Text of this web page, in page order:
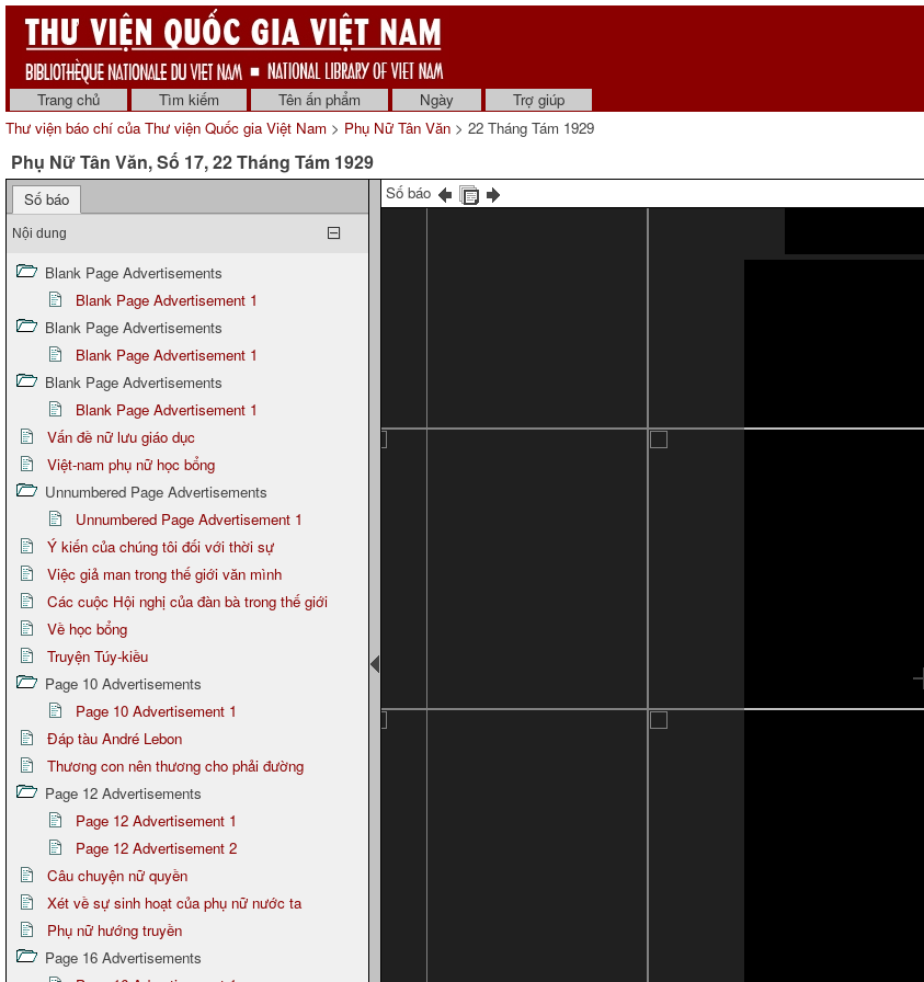
Trang chủ Tìm kiếm Tên ấn phẩm Ngày
Trợ giúp
Thư viện báo chí của Thư viện Quốc gia Việt Nam > Phụ Nữ Tân Văn > 22 Tháng Tám 1929
Phụ Nữ Tân Văn, Số 17, 22 Tháng Tám 1929
Số báo
Nội dung
Blank Page Advertisements
Blank Page Advertisement 1
Blank Page Advertisements
Blank Page Advertisement 1
Blank Page Advertisements
Blank Page Advertisement 1
Vấn đề nữ lưu giáo dục
Việt-nam phụ nữ học bổng
Unnumbered Page Advertisements
Unnumbered Page Advertisement 1
Ý kiến của chúng tôi đối với thời sự
Việc giả man trong thế giới văn mình
Các cuộc Hội nghị của đàn bà trong thế giới
Về học bổng
Truyện Túy-kiều
Page 10 Advertisements
Page 10 Advertisement 1
Đáp tàu André Lebon
Thương con nên thương cho phải đường
Page 12 Advertisements
Page 12 Advertisement 1
Page 12 Advertisement 2
Câu chuyện nữ quyền
Xét về sự sinh hoạt của phụ nữ nước ta
Phụ nữ hướng truyền
Page 16 Advertisements
Số báo